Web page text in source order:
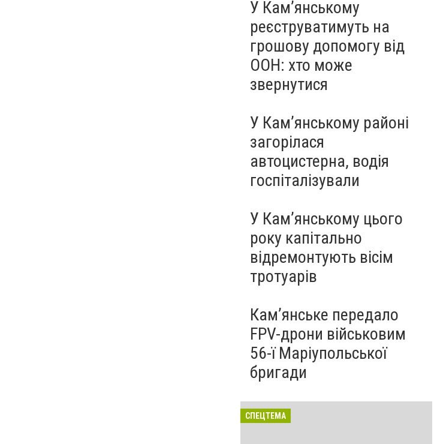
У Кам’янському
реєструватимуть на
грошову допомогу від
ООН: хто може
звернутися
У Кам’янському районі
загорілася
автоцистерна, водія
госпіталізували
У Кам’янському цього
року капітально
відремонтують вісім
тротуарів
Кам’янське передало
FPV-дрони військовим
56-ї Маріупольської
бригади
СПЕЦТЕМА